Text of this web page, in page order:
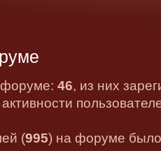
форуме: 46, из них
(995) на форуме